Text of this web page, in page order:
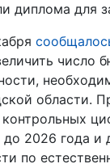
диплома для
число
области.
до 2026 года и
по